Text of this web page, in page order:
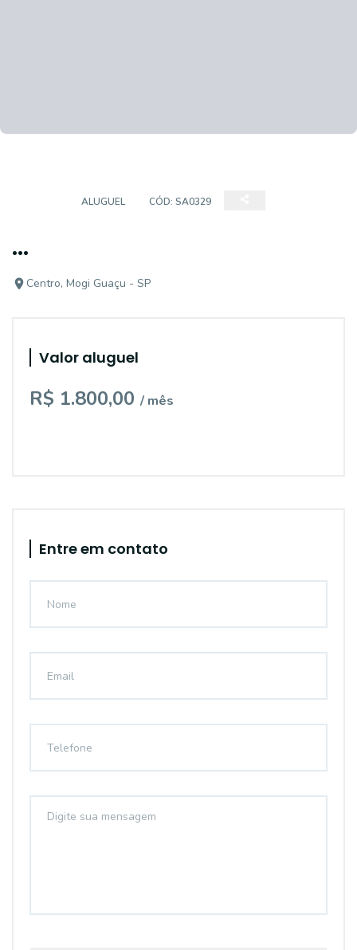
ALUGUEL CÓD: SA0329
...
Centro, Mogi Guaçu - SP
Valor aluguel
R$ 1.800,00 / mês
Entre em contato